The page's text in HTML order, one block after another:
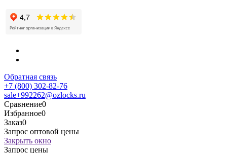
Обратная связь
+7 (800) 302-82-76
sale+992262@ozlocks.ru
Сравнение0
Избранное0
Заказ0
Запрос оптовой цены
Закрыть окно
Запрос цены